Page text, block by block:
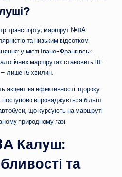
транспорту, маршрут №8А
та низьким відсотком
у місті Івано-Франківськ
маршрутах становить 18–
лише 15 хвилин.
акцент на ефективності: щороку
поступово впроваджується більш
що курсують на маршруті
природному газі.
Калуш:
та